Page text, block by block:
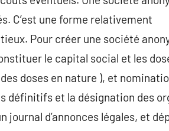
C’est une forme relativement
Pour créer une société
le capital social et les
doses en nature ), et
définitifs et la désignation des
d’annonces légales, et